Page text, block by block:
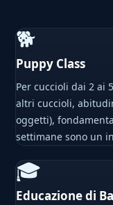
🐕
Puppy Class
Per cuccioli dai 2 ai
altri cuccioli,
oggetti),
settimane sono un
🎓
Educazione di